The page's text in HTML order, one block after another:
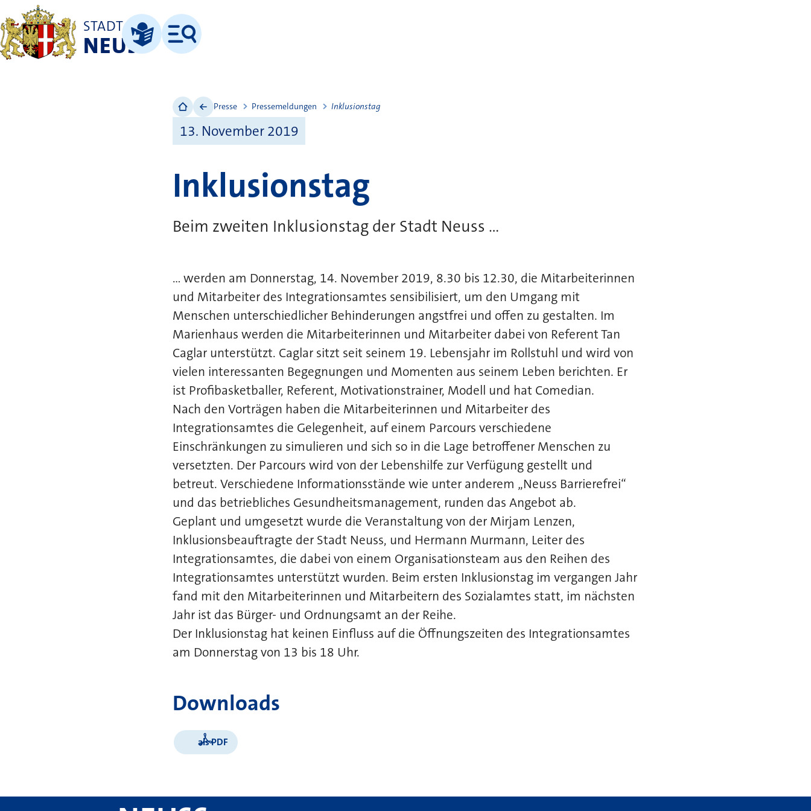
STADT
NEUSSLeichte Sprache
Menü
Presse Pressemeldungen Inklusionstag
13. November 2019
Inklusionstag
Beim zweiten Inklusionstag der Stadt Neuss ...
... werden am Donnerstag, 14. November 2019, 8.30 bis 12.30, die Mitarbeiterinnen
und Mitarbeiter des Integrationsamtes sensibilisiert, um den Umgang mit
Menschen unterschiedlicher Behinderungen angstfrei und offen zu gestalten. Im
Marienhaus werden die Mitarbeiterinnen und Mitarbeiter dabei von Referent Tan
Caglar unterstützt. Caglar sitzt seit seinem 19. Lebensjahr im Rollstuhl und wird von
vielen interessanten Begegnungen und Momenten aus seinem Leben berichten. Er
ist Profibasketballer, Referent, Motivationstrainer, Modell und hat Comedian.
Nach den Vorträgen haben die Mitarbeiterinnen und Mitarbeiter des
Integrationsamtes die Gelegenheit, auf einem Parcours verschiedene
Einschränkungen zu simulieren und sich so in die Lage betroffener Menschen zu
versetzten. Der Parcours wird von der Lebenshilfe zur Verfügung gestellt und
betreut. Verschiedene Informationsstände wie unter anderem „Neuss Barrierefrei“
und das betriebliches Gesundheitsmanagement, runden das Angebot ab.
Geplant und umgesetzt wurde die Veranstaltung von der Mirjam Lenzen,
Inklusionsbeauftragte der Stadt Neuss, und Hermann Murmann, Leiter des
Integrationsamtes, die dabei von einem Organisationsteam aus den Reihen des
Integrationsamtes unterstützt wurden. Beim ersten Inklusionstag im vergangen Jahr
fand mit den Mitarbeiterinnen und Mitarbeitern des Sozialamtes statt, im nächsten
Jahr ist das Bürger- und Ordnungsamt an der Reihe.
Der Inklusionstag hat keinen Einfluss auf die Öffnungszeiten des Integrationsamtes
am Donnerstag von 13 bis 18 Uhr.
Downloads
als PDF